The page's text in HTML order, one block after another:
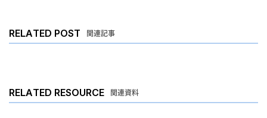
RELATED POST 関連記事
RELATED RESOURCE 関連資料